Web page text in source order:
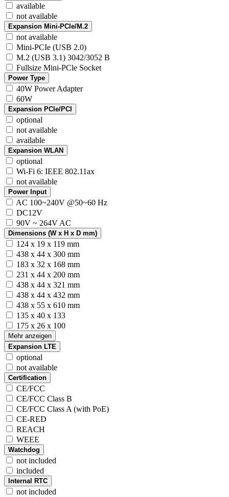
available
not available
Expansion Mini-PCIe/M.2
not available
Mini-PCIe (USB 2.0)
M.2 (USB 3.1) 3042/3052 B
Fullsize Mini-PCle Socket
Power Type
40W Power Adapter
60W
Expansion PCIe/PCI
optional
not available
available
Expansion WLAN
optional
Wi-Fi 6: IEEE 802.11ax
not available
Power Input
AC 100~240V @50~60 Hz
DC12V
90V ~ 264V AC
Dimensions (W x H x D mm)
124 x 19 x 119 mm
438 x 44 x 300 mm
183 x 32 x 168 mm
231 x 44 x 200 mm
438 x 44 x 321 mm
438 x 44 x 432 mm
438 x 55 x 610 mm
135 x 40 x 133
175 x 26 x 100
Mehr anzeigen
Expansion LTE
optional
not available
Certification
CE/FCC
CE/FCC Class B
CE/FCC Class A (with PoE)
CE-RED
REACH
WEEE
Watchdog
not included
included
Internal RTC
not included